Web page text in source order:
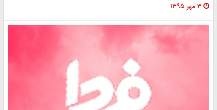
۳ مهر ۱۳۹۵